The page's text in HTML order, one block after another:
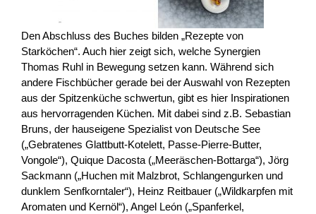
Den Abschluss des Buches bilden „Rezepte von
Starköchen“. Auch hier zeigt sich, welche Synergien
Thomas Ruhl in Bewegung setzen kann. Während sich
andere Fischbücher gerade bei der Auswahl von Rezepten
aus der Spitzenküche schwertun, gibt es hier Inspirationen
aus hervorragenden Küchen. Mit dabei sind z.B. Sebastian
Bruns, der hauseigene Spezialist von Deutsche See
(„Gebratenes Glattbutt-Kotelett, Passe-Pierre-Butter,
Vongole“), Quique Dacosta („Meeräschen-Bottarga“), Jörg
Sackmann („Huchen mit Malzbrot, Schlangengurken und
dunklem Senfkorntaler“), Heinz Reitbauer („Wildkarpfen mit
Aromaten und Kernöl“), Angel León („Spanferkel,